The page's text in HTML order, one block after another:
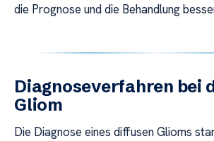
die Prognose und die Behandlung
Diagnoseverfahren bei
Gliom
Die Diagnose eines diffusen Glioms